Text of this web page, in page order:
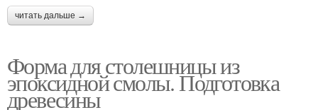
читать дальше →
Форма для столешницы из
эпоксидной смолы. Подготовка
древесины